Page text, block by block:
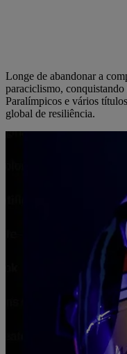
Longe de abandonar a
paraciclismo,
Paralímpicos e vários
global de resiliência.